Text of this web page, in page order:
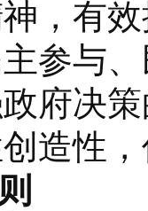
，有
参与
府决
造性